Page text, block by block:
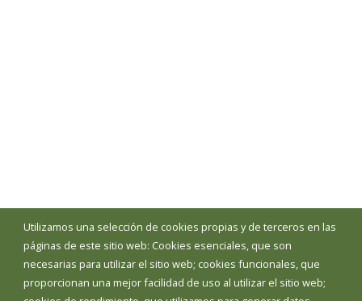
Utilizamos una selección de cookies propias y de terceros en las
páginas de este sitio web: Cookies esenciales, que son
necesarias para utilizar el sitio web; cookies funcionales, que
proporcionan una mejor facilidad de uso al utilizar el sitio web;